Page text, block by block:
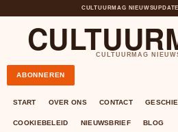
CULTUURMAG
CULTUURMAG
ABONNEREN
START OVER ONS CONTACT
COOKIEBELEID NIEUWSBRIEF BLOG